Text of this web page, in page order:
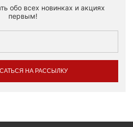
обо всех новинках и акциях
первым!
НА РАССЫЛКУ